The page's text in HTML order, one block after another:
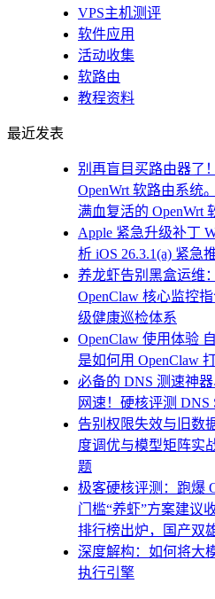
VPS主机测评
软件应用
活动收集
软路由
教程资料
最近发表
别再盲目买路由器了
OpenWrt 软路由系统
满血复活的 OpenWrt
Apple 紧急升级补丁
析 iOS 26.3.1(a) 紧急
养龙虾告别黑盒运维
OpenClaw 核心监控
级健康巡检体系
OpenClaw 使用体验
是如何用 OpenClaw
必备的 DNS 测速神
网速！硬核评测 DNS
告别权限失效与旧数
度调优与模型矩阵实
题
极客硬核评测：跑爆
门槛“养虾”方案建议
排行榜出炉，国产双
深度解构：如何将大
执行引擎